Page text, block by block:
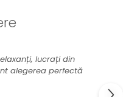
lucrați din
alegerea perfectă